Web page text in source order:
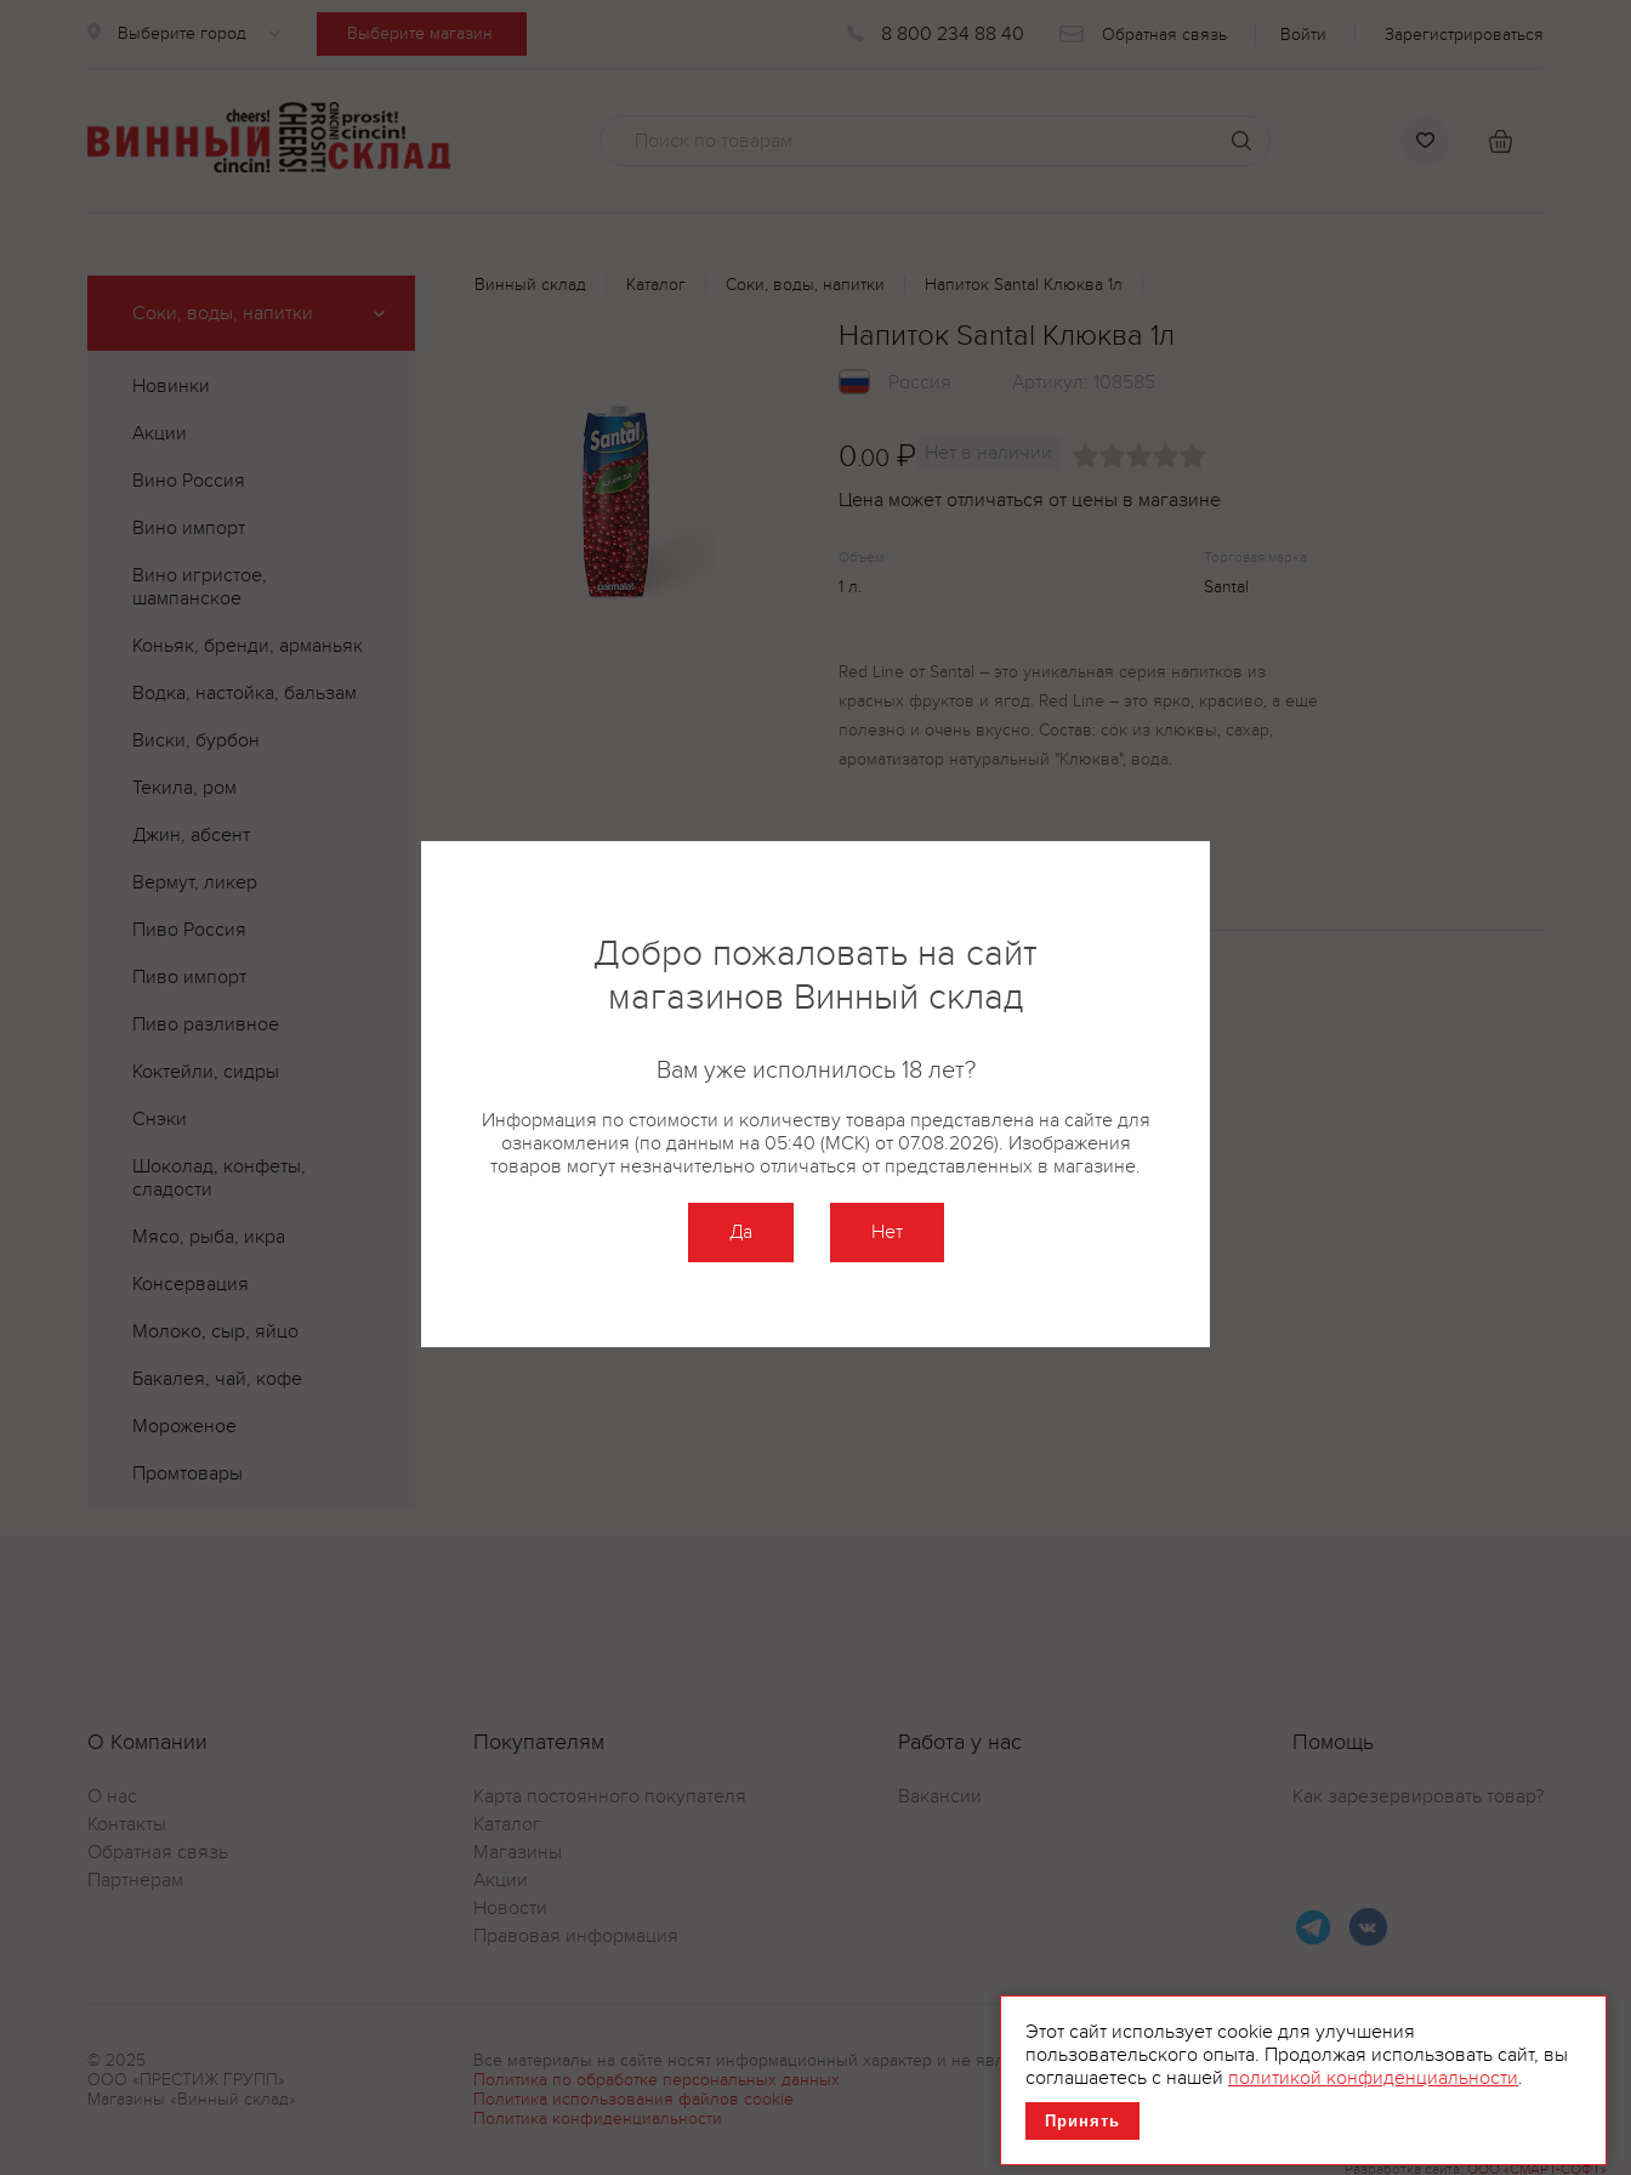
Выберите город Выберите магазин 8 800 234 88 40 Обратная связь Войти Зарегистрироваться
Соки, воды, напитки
Новинки
Акции
Вино Россия
Вино импорт
Вино игристое,
шампанское
Коньяк, бренди, арманьяк
Водка, настойка, бальзам
Виски, бурбон
Текила, ром
Джин, абсент
Вермут, ликер
Пиво Россия
Пиво импорт
Пиво разливное
Коктейли, сидры
Снэки
Шоколад, конфеты,
сладости
Мясо, рыба, икра
Консервация
Молоко, сыр, яйцо
Бакалея, чай, кофе
Мороженое
Промтовары
Винный склад Каталог Соки, воды, напитки Напиток Santal Клюква 1л
Напиток Santal Клюква 1л
Россия Артикул: 108585
0.00 ₽ Нет в наличии
Цена может отличаться от цены в магазине
Объем
1 л.
Торговая марка
Santal
Red Line от Santal – это уникальная серия напитков из
красных фруктов и ягод. Red Line – это ярко, красиво, а еще
полезно и очень вкусно. Состав: сок из клюквы, сахар,
ароматизатор натуральный "Клюква", вода.
Разработка сайта:ООО «СМАРТ-СОФТ»
О Компании
О нас
Контакты
Обратная связь
Партнерам
Покупателям
Карта постоянного покупателя
Каталог
Магазины
Акции
Новости
Правовая информация
Работа у нас
Вакансии
Помощь
Как зарезервировать товар?
© 2025
ООО «ПРЕСТИЖ ГРУПП»
Магазины «Винный склад»
Все материалы на сайте носят информационный характер и не являются рекламой.
Политика по обработке персональных данных
Политика использования файлов cookie
Политика конфиденциальности
Этот сайт использует cookie для улучшения
пользовательского опыта. Продолжая использовать сайт, вы
соглашаетесь с нашей политикой конфиденциальности.
Принять
Добро пожаловать на сайт
магазинов Винный склад
Вам уже исполнилось 18 лет?
Информация по стоимости и количеству товара представлена на сайте для
ознакомления (по данным на 05:40 (МСК) от 07.08.2026). Изображения
товаров могут незначительно отличаться от представленных в магазине.
Да Нет